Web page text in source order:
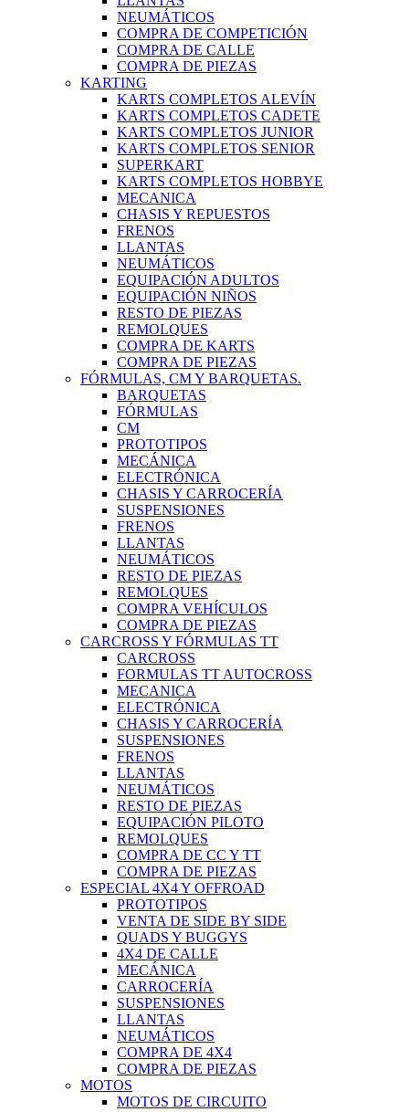
NEUMÁTICOS
COMPRA DE COMPETICIÓN
COMPRA DE CALLE
COMPRA DE PIEZAS
KARTING
KARTS COMPLETOS ALEVÍN
KARTS COMPLETOS CADETE
KARTS COMPLETOS JUNIOR
KARTS COMPLETOS SENIOR
SUPERKART
KARTS COMPLETOS HOBBYE
MECANICA
CHASIS Y REPUESTOS
FRENOS
LLANTAS
NEUMÁTICOS
EQUIPACIÓN ADULTOS
EQUIPACIÓN NIÑOS
RESTO DE PIEZAS
REMOLQUES
COMPRA DE KARTS
COMPRA DE PIEZAS
FÓRMULAS, CM Y BARQUETAS.
BARQUETAS
FÓRMULAS
CM
PROTOTIPOS
MECÁNICA
ELECTRÓNICA
CHASIS Y CARROCERÍA
SUSPENSIONES
FRENOS
LLANTAS
NEUMÁTICOS
RESTO DE PIEZAS
REMOLQUES
COMPRA VEHÍCULOS
COMPRA DE PIEZAS
CARCROSS Y FÓRMULAS TT
CARCROSS
FORMULAS TT AUTOCROSS
MECANICA
ELECTRÓNICA
CHASIS Y CARROCERÍA
SUSPENSIONES
FRENOS
LLANTAS
NEUMÁTICOS
RESTO DE PIEZAS
EQUIPACIÓN PILOTO
REMOLQUES
COMPRA DE CC Y TT
COMPRA DE PIEZAS
ESPECIAL 4X4 Y OFFROAD
PROTOTIPOS
VENTA DE SIDE BY SIDE
QUADS Y BUGGYS
4X4 DE CALLE
MECÁNICA
CARROCERÍA
SUSPENSIONES
LLANTAS
NEUMÁTICOS
COMPRA DE 4X4
COMPRA DE PIEZAS
MOTOS
MOTOS DE CIRCUITO